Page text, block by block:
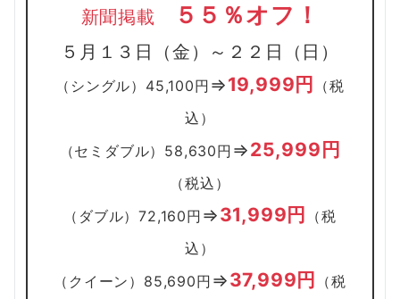
新聞掲載 ５５％オフ！
５月１３日（金）～２２日（日）
（シングル）45,100円 ⇒19,999円
（税
込）
（セミダブル）58,630円 ⇒25,999円
（税込）
（ダブル）72,160円 ⇒31,999円
（税
込）
（クイーン）85,690円 ⇒37,999円
（税